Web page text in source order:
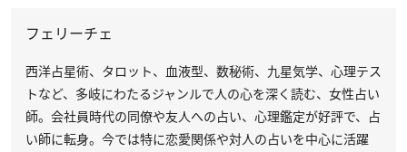
フェリーチェ
西洋占星術、タロット、血液型、数秘術、九星気学、心理テス
トなど、多岐にわたるジャンルで人の心を深く読む、女性占い
師。会社員時代の同僚や友人への占い、心理鑑定が好評で、占
い師に転身。今では特に恋愛関係や対人の占いを中心に活躍